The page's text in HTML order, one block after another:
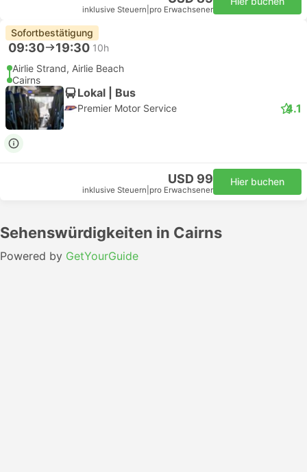
inklusive Steuern pro Erwachsener
Sofortbestätigung
09:30 19:30 10h
Airlie Strand, Airlie Beach
Cairns
Lokal | Bus
Premier Motor Service 4.1
USD 99
inklusive Steuern pro Erwachsener
Hier buchen
Sehenswürdigkeiten in Cairns
Powered by GetYourGuide